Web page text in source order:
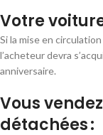
Votre
Si la mise en
l’acheteur devra
anniversaire.
Vous
détachées :